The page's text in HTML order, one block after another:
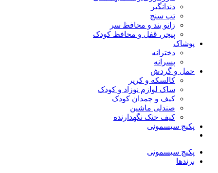
دندانگیر
تب‌ سنج
زانو بند و محافظ سر
پیجر، قفل و محافظ کودک
پوشاک
دخترانه
پسرانه
حمل و گردش
کالسکه و کریر
ساک لوازم نوزاد و کودک
کیف و چمدان کودک
صندلی ماشین
کیف خنک نگهدارنده
پکیج سیسمونی
پکیج سیسمونی
برندها